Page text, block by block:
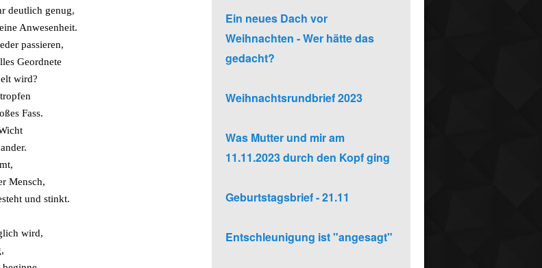
deutlich genug,
Anwesenheit.
passieren,
Geordnete
wird?
Fass.
Mensch,
und stinkt.
wird,
Ein neues Dach vor
Weihnachten - Wer hätte das
gedacht?
Weihnachtsrundbrief 2023
Was Mutter und mir am
11.11.2023 durch den Kopf ging
Geburtstagsbrief - 21.11
Entschleunigung ist "angesagt"